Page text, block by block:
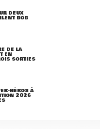
DEUX
BOB
DE LA
EN
SORTIES
HÉROS À
2026